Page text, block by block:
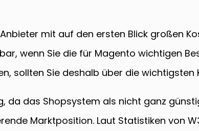
mit auf den ersten Blick großen
wenn Sie die für Magento wichtigen
sollten Sie deshalb über die wichtigsten
da das Shopsystem als nicht ganz
Marktposition. Laut Statistiken von